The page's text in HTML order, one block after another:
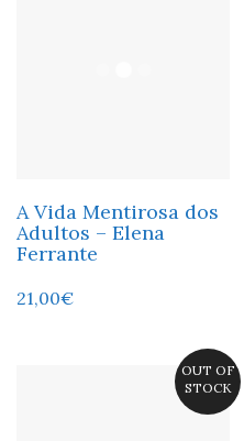
A Vida Mentirosa dos
Adultos – Elena
Ferrante
21,00€
OUT OF
STOCK